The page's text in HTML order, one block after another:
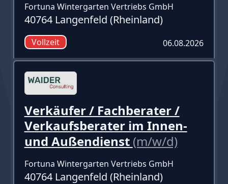
Fortuna Wintergarten Vertriebs GmbH
40764 Langenfeld (Rheinland)
Vollzeit 06.08.2026
Verkäufer / Fachberater /
Verkaufsberater im Innen-
und Außendienst (m/w/d)
Fortuna Wintergarten Vertriebs GmbH
40764 Langenfeld (Rheinland)